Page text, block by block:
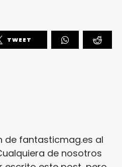
TWEET
de fantasticmag.es al
de nosotros